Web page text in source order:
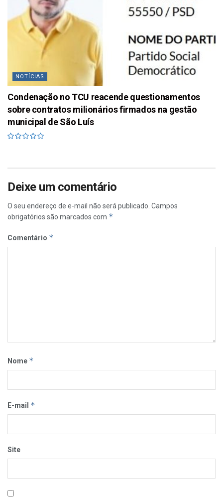
NOTÍCIAS
Condenação no TCU reacende questionamentos
sobre contratos milionários firmados na gestão
municipal de São Luís
Deixe um comentário
O seu endereço de e-mail não será publicado. Campos
obrigatórios são marcados com *
Comentário *
Nome *
E-mail *
Site